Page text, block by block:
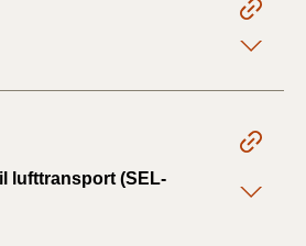
lufttransport (SEL-